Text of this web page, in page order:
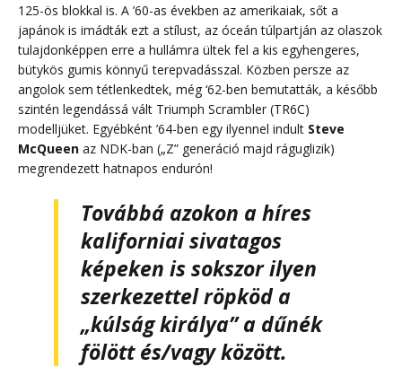
125-ös blokkal is. A ’60-as években az amerikaiak, sőt a
japánok is imádták ezt a stílust, az óceán túlpartján az olaszok
tulajdonképpen erre a hullámra ültek fel a kis egyhengeres,
bütykös gumis könnyű terepvadásszal. Közben persze az
angolok sem tétlenkedtek, még ‘62-ben bemutatták, a később
szintén legendássá vált Triumph Scrambler (TR6C)
modelljüket. Egyébként ’64-ben egy ilyennel indult Steve
McQueen az NDK-ban („Z” generáció majd ráguglizik)
megrendezett hatnapos endurón!
Továbbá azokon a híres
kaliforniai sivatagos
képeken is sokszor ilyen
szerkezettel röpköd a
„kúlság királya” a dűnék
fölött és/vagy között.